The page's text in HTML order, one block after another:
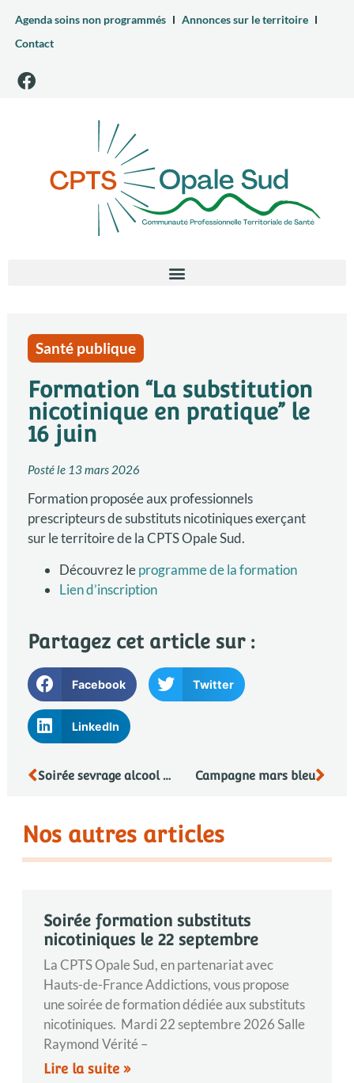
Agenda soins non programmés
Annonces sur le territoire
Contact
Santé publique
Formation “La substitution
nicotinique en pratique” le
16 juin
Posté le 13 mars 2026
Formation proposée aux professionnels
prescripteurs de substituts nicotiniques exerçant
sur le territoire de la CPTS Opale Sud.
Découvrez leprogramme de la formation
Lien d’inscription
Partagez cet article sur :
Facebook Twitter
LinkedIn
Soirée sevrage alcool ambulatoire le 24 mars Campagne mars bleu
Nos autres articles
Soirée formation substituts
nicotiniques le 22 septembre
La CPTS Opale Sud, en partenariat avec
Hauts-de-France Addictions, vous propose
une soirée de formation dédiée aux substituts
nicotiniques. Mardi 22 septembre 2026 Salle
Raymond Vérité –
Lire la suite »